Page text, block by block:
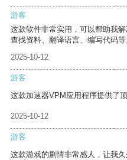
游客
这款软件非常实用，可以帮助我
查找资料、翻译语言、编写代码等
2025-10-12
游客
这款加速器VPM应用程序提供了
2025-10-12
游客
这款游戏的剧情非常感人，让我久